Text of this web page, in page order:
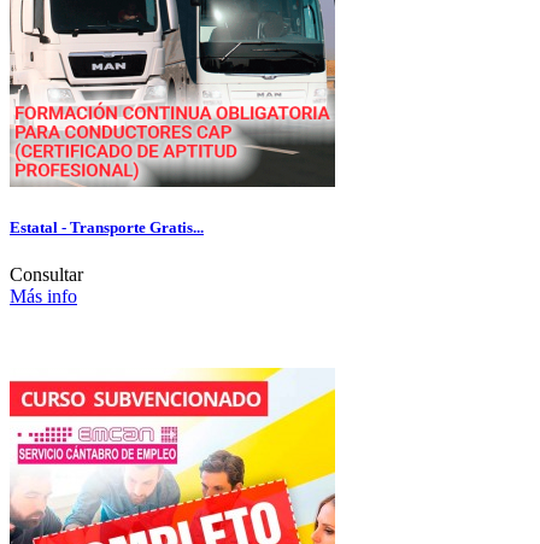
Estatal - Transporte Gratis...
Consultar
Más info